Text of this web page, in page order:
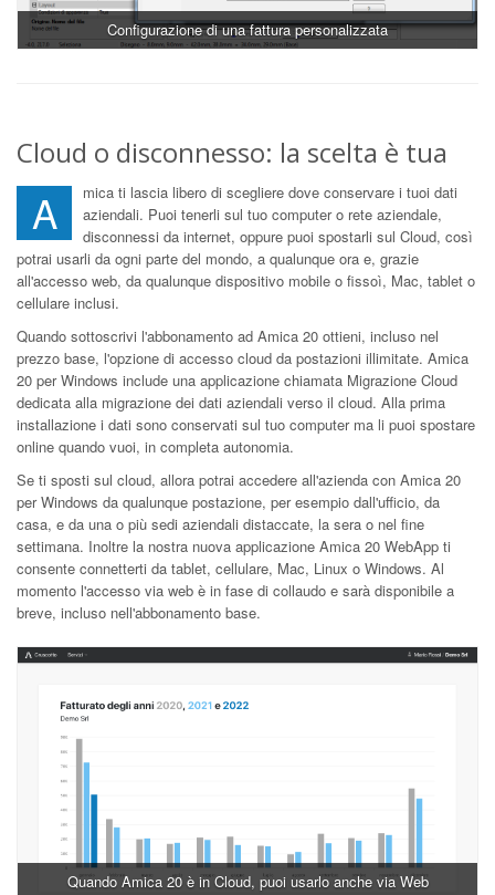
Configurazione di una fattura personalizzata
Cloud o disconnesso: la scelta è tua
A
mica ti lascia libero di scegliere dove conservare i tuoi dati
aziendali. Puoi tenerli sul tuo computer o rete aziendale,
disconnessi da internet, oppure puoi spostarli sul Cloud, così
potrai usarli da ogni parte del mondo, a qualunque ora e, grazie
all'accesso web, da qualunque dispositivo mobile o fissoì, Mac, tablet o
cellulare inclusi.
Quando sottoscrivi l'abbonamento ad Amica 20 ottieni, incluso nel
prezzo base, l'opzione di accesso cloud da postazioni illimitate. Amica
20 per Windows include una applicazione chiamata Migrazione Cloud
dedicata alla migrazione dei dati aziendali verso il cloud. Alla prima
installazione i dati sono conservati sul tuo computer ma li puoi spostare
online quando vuoi, in completa autonomia.
Se ti sposti sul cloud, allora potrai accedere all'azienda con Amica 20
per Windows da qualunque postazione, per esempio dall'ufficio, da
casa, e da una o più sedi aziendali distaccate, la sera o nel fine
settimana. Inoltre la nostra nuova applicazione Amica 20 WebApp ti
consente connetterti da tablet, cellulare, Mac, Linux o Windows. Al
momento l'accesso via web è in fase di collaudo e sarà disponibile a
breve, incluso nell'abbonamento base.
Quando Amica 20 è in Cloud, puoi usarlo anche via Web